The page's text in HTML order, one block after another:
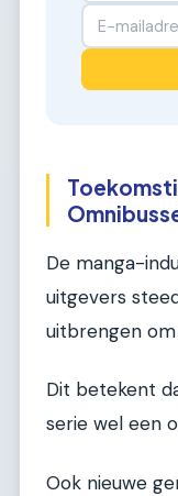
De manga-
uitgevers
uitbrengen
Dit betekent
serie wel een
Ook nieuwe